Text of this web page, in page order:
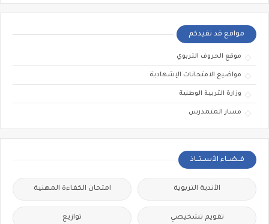
مواقع قد تفيدكم
موقع الحروف التربوي
مواضيع الامتحانات الإشهادية
وزارة التربية الوطنية
مسار المتمدرس
فــضــاء الأســتــاذ
الأندية التربوية امتحان الكفاءة المهنية
تقويم تشخيصي توازيع